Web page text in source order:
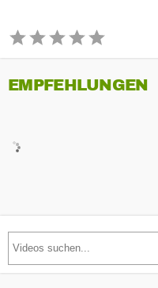
EMPFEHLUNGEN